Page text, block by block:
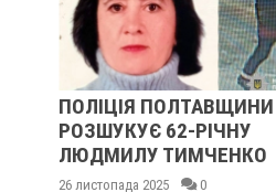
ПОЛІЦІЯ ПОЛТАВЩИНИ
РОЗШУКУЄ 62-РІЧНУ
ЛЮДМИЛУ ТИМЧЕНКО
26 листопада 2025 0